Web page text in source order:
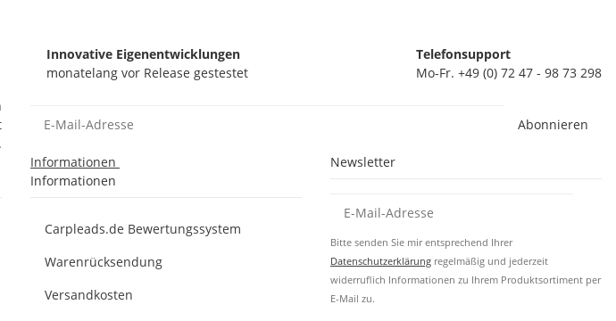
Innovative Eigenentwicklungen
monatelang vor Release gestestet
Telefonsupport
Mo-Fr. +49 (0) 72 47 - 98 73 298
Abonnieren
Informationen
Informationen
Carpleads.de Bewertungssystem
Warenrücksendung
Versandkosten
Newsletter
Bitte senden Sie mir entsprechend Ihrer
Datenschutzerklärung regelmäßig und jederzeit
widerruflich Informationen zu Ihrem Produktsortiment per
E-Mail zu.